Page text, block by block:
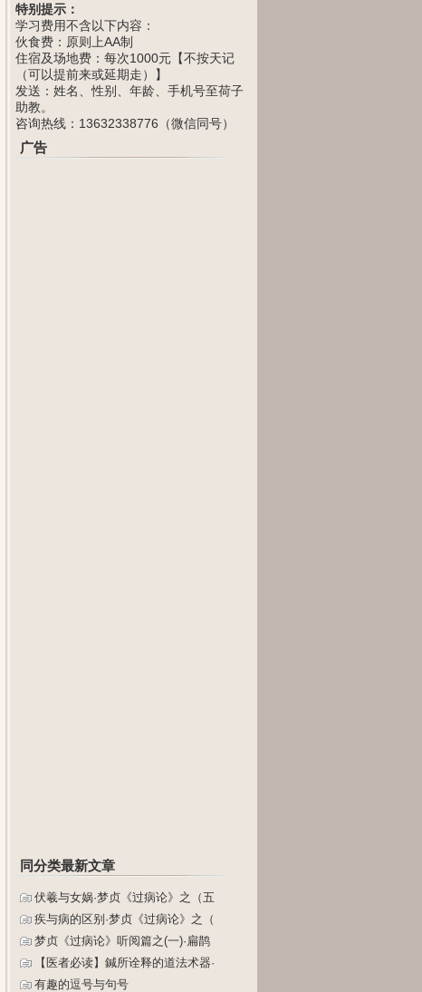
特别提示：
学习费用不含以下内容：
伙食费：原则上AA制
住宿及场地费：每次1000元【不按天记
（可以提前来或延期走）】
发送：姓名、性别、年龄、手机号至荷子
助教。
咨询热线：13632338776（微信同号）
广告
同分类最新文章
伏羲与女娲·梦贞《过病论》之（五
疾与病的区别·梦贞《过病论》之（
梦贞《过病论》听阅篇之(一)·扁鹊
【医者必读】鍼所诠释的道法术器·
有趣的逗号与句号